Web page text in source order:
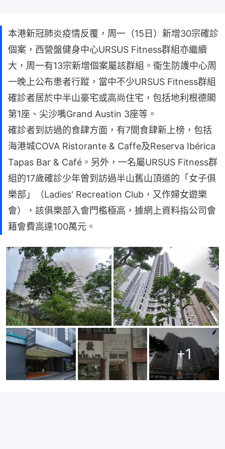
本港新冠肺炎疫情反覆，周一（15日）新增30宗確診
個案，西營盤健身中心URSUS Fitness群組亦繼續
大，周一有13宗新增個案屬該群組。衞生防護中心周
一晚上公布患者行蹤，當中不少URSUS Fitness群組
確診者居於中半山豪宅或高尚住宅，包括地利根德閣
第1座、尖沙嘴Grand Austin 3座等。
確診者到訪過的食肆方面，有7間食肆新上榜，包括
海港城COVA Ristorante & Caffe及Reserva Ibérica
Tapas Bar & Café。另外，一名屬URSUS Fitness群
組的17歲確診少年曾到訪過半山舊山頂道的「女子俱
樂部」（Ladies' Recreation Club，又作婦女遊樂
會），該俱樂部入會門檻極高，據網上資料指公司會
籍會費高達100萬元。
+1